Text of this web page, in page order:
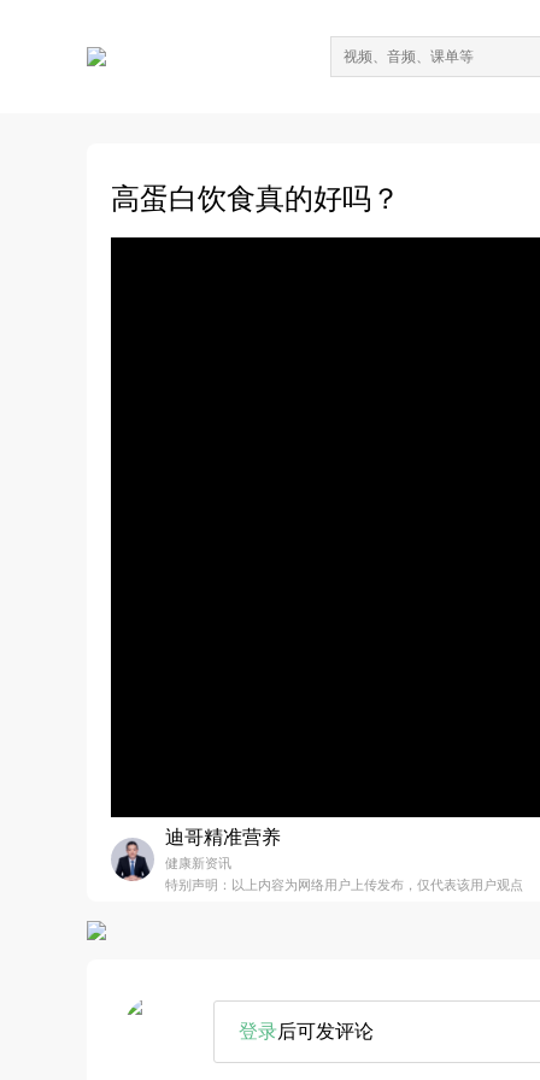
高蛋白饮食真的好吗？
迪哥精准营养
健康新资讯
特别声明：以上内容为网络用户上传发布，仅代表该用户观点
登录后可发评论